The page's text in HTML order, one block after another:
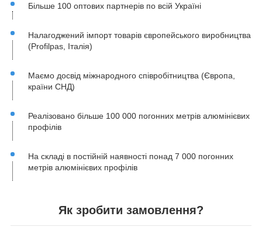
Більше 100 оптових партнерів по всій Україні
Налагоджений імпорт товарів європейського виробництва
(Profilpas, Італія)
Маємо досвід міжнародного співробітництва (Європа,
країни СНД)
Реалізовано більше 100 000 погонних метрів алюмінієвих
профілів
На складі в постійній наявності понад 7 000 погонних
метрів алюмінієвих профілів
Як зробити замовлення?